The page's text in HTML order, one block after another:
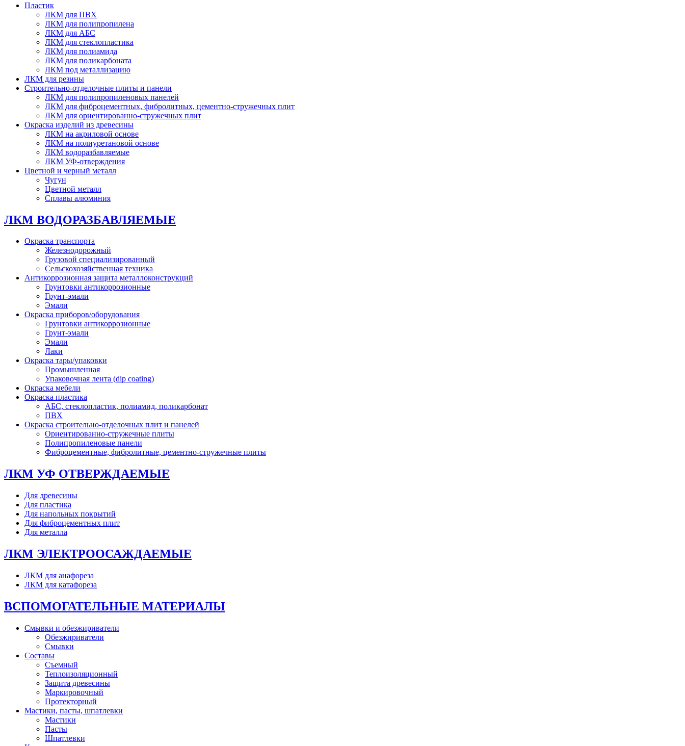
Пластик
ЛКМ для ПВХ
ЛКМ для полипропилена
ЛКМ для АБС
ЛКМ для стеклопластика
ЛКМ для полиамида
ЛКМ для поликарбоната
ЛКМ под металлизацию
ЛКМ для резины
Строительно-отделочные плиты и панели
ЛКМ для полипропиленовых панелей
ЛКМ для фиброцементных, фибролитных, цементно-стружечных плит
ЛКМ для ориентированно-стружечных плит
Окраска изделий из древесины
ЛКМ на акриловой основе
ЛКМ на полиуретановой основе
ЛКМ водоразбавляемые
ЛКМ УФ-отверждения
Цветной и черный металл
Чугун
Цветной металл
Сплавы алюминия
ЛКМ ВОДОРАЗБАВЛЯЕМЫЕ
Окраска транспорта
Железнодорожный
Грузовой специализированный
Сельскохозяйственная техника
Антикоррозионная защита металлоконструкций
Грунтовки антикоррозионные
Грунт-эмали
Эмали
Окраска приборов/оборудования
Грунтовки антикоррозионные
Грунт-эмали
Эмали
Лаки
Окраска тары/упаковки
Промышленная
Упаковочная лента (dip coating)
Окраска мебели
Окраска пластика
АБС, стеклопластик, полиамид, поликарбонат
ПВХ
Окраска строительно-отделочных плит и панелей
Ориентированно-стружечные плиты
Полипропиленовые панели
Фиброцементные, фибролитные, цементно-стружечные плиты
ЛКМ УФ ОТВЕРЖДАЕМЫЕ
Для древесины
Для пластика
Для напольных покрытий
Для фиброцементных плит
Для металла
ЛКМ ЭЛЕКТРООСАЖДАЕМЫЕ
ЛКМ для анафореза
ЛКМ для катафореза
ВСПОМОГАТЕЛЬНЫЕ МАТЕРИАЛЫ
Смывки и обезжириватели
Обезжириватели
Смывки
Составы
Съемный
Теплоизоляционный
Защита древесины
Маркировочный
Протекторный
Мастики, пасты, шпатлевки
Мастики
Пасты
Шпатлевки